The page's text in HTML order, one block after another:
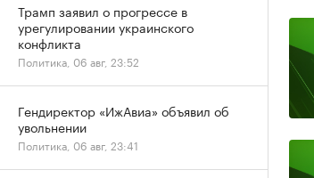
Трамп заявил о прогрессе в
урегулировании украинского
конфликта
Политика, 06 авг, 23:52
Гендиректор «ИжАвиа» объявил об
увольнении
Политика, 06 авг, 23:41